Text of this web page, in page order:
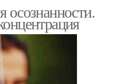
осознанности.